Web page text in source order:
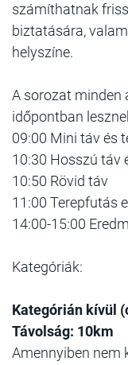
számíthatnak
biztatására,
helyszíne.
A sorozat minden
időpontban
09:00 Mini táv és
10:30 Hosszú táv
10:50 Rövid táv
11:00 Terepfutás
14:00-15:00
Kategóriák:
Kategórián kívül
Távolság: 10km
Amennyiben nem